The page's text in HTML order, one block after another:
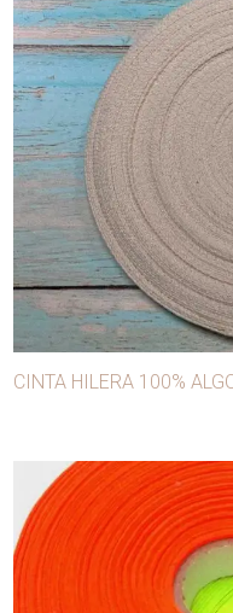
CINTA HILERA 100%